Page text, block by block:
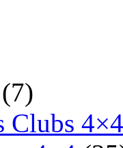
(7)
Clubs 4×4